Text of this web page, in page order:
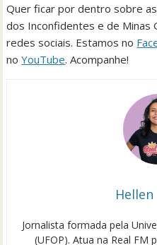
Quer ficar por dentro sobre
dos Inconfidentes e de Minas
redes sociais. Estamos no
noYouTube. Acompanhe!
Jornalista formada pela
(UFOP). Atua na Real FM